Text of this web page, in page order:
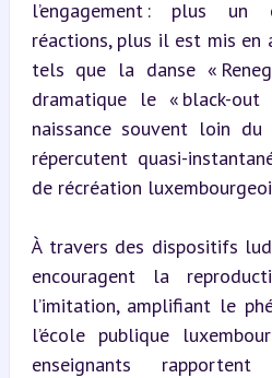
l’engagement : plus
réactions, plus il est mis en
tels que la danse «
dramatique le « black-out
naissance souvent loin du
répercutent quasi-
de récréation
À travers des dispositifs
encouragent la
l’imitation, amplifiant le
l’école publique
enseignants